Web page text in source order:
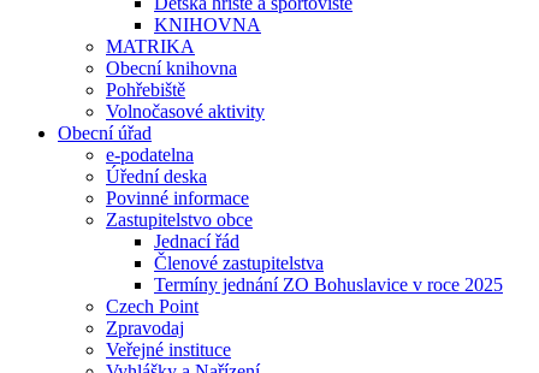
KNIHOVNA
MATRIKA
Obecní knihovna
Pohřebiště
Volnočasové aktivity
Obecní úřad
e-podatelna
Úřední deska
Povinné informace
Zastupitelstvo obce
Jednací řád
Členové zastupitelstva
Termíny jednání ZO Bohuslavice v roce 2025
Czech Point
Zpravodaj
Veřejné instituce